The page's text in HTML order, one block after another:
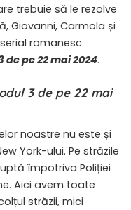
trebuie să le rezolve
Giovanni, Carmola și
romanesc
pe 22 mai 2024.
3 de pe 22 mai
noastre nu este și
York-ului. Pe străzile
împotriva Poliției
Aici avem toate
străzii, mici